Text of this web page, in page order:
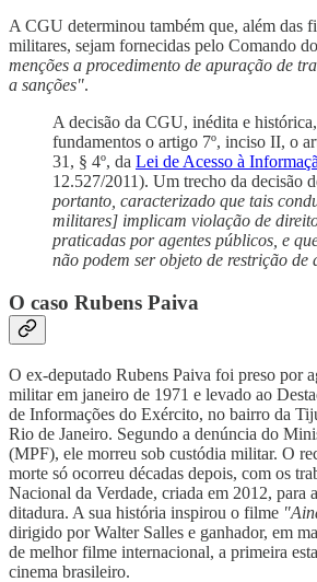
A CGU determinou também que, além das
militares, sejam fornecidas pelo Comando
menções a procedimento de apuração de
a sanções".
A decisão da CGU, inédita e
fundamentos o artigo 7º, inciso II, o
31, § 4º, da Lei de Acesso à
12.527/2011). Um trecho da decisão
portanto, caracterizado que tais
militares] implicam violação de
praticadas por agentes públicos, e
não podem ser objeto de restrição de
O caso Rubens Paiva
O ex-deputado Rubens Paiva foi preso por
militar em janeiro de 1971 e levado ao
de Informações do Exército, no bairro da
Rio de Janeiro. Segundo a denúncia do
(MPF), ele morreu sob custódia militar. O
morte só ocorreu décadas depois, com os
Nacional da Verdade, criada em 2012, para
ditadura. A sua história inspirou o filme
dirigido por Walter Salles e ganhador, em
de melhor filme internacional, a primeira
cinema brasileiro.